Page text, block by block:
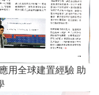
用全球建置經驗 助